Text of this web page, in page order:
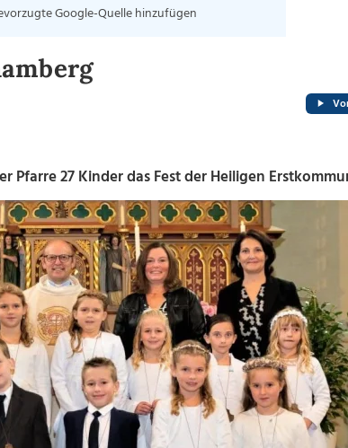
Google-Quelle hinzufügen
Pfarre 27 Kinder das Fest der Heiligen